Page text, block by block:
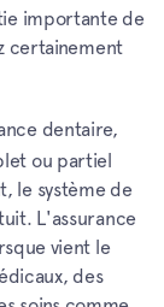
importante de
certainement
dentaire,
ou partiel
le système de
L'assurance
vient le
des